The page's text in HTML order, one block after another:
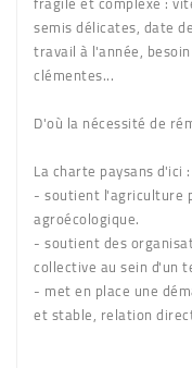
semis délicates, date
travail à l'année,
clémentes...
D'où la nécessité de
La charte paysans d'ici :
- soutient l'agriculture
agroécologique.
- soutient des
collective au sein d'un
- met en place une
et stable, relation